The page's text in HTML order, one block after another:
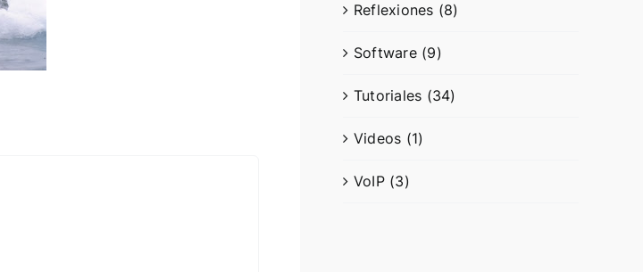
Reflexiones (8)
Software (9)
Tutoriales (34)
Videos (1)
VoIP (3)